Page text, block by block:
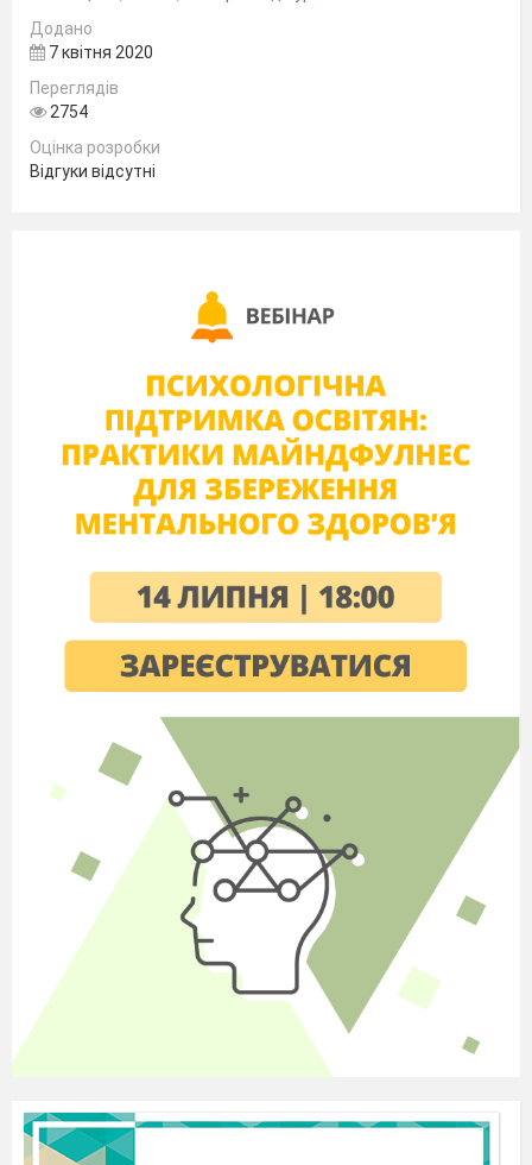
Додано
7 квітня 2020
Переглядів
2754
Оцінка розробки
Відгуки відсутні